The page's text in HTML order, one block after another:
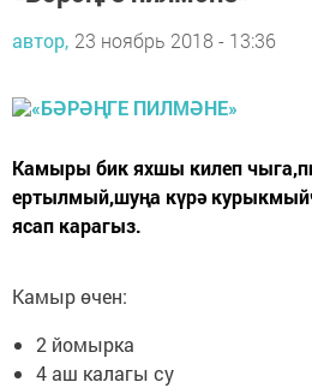
автор, 23 ноябрь 2018 - 13:36
Камыры бик яхшы килеп
ертылмый,шуңа күрә
ясап карагыз.
Камыр өчен:
2 йомырка
4 аш калагы су